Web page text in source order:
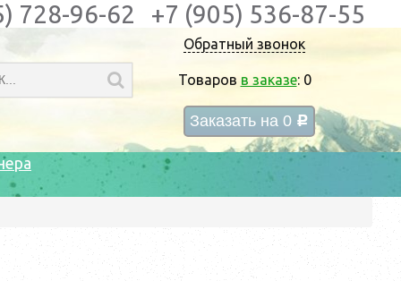
Обратный звонок
Товаров в заказе: 0
Заказать на 0 c
728-96-62 +7 (905) 536-87-55